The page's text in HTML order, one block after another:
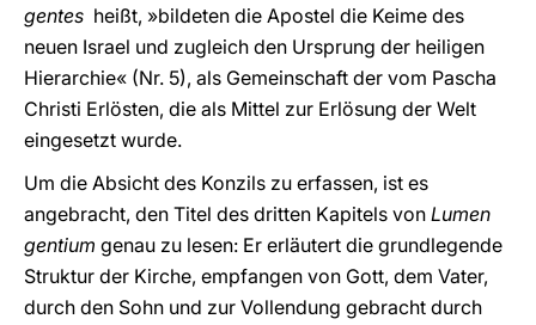
gentes heißt, »bildeten die Apostel die Keime des
neuen Israel und zugleich den Ursprung der heiligen
Hierarchie« (Nr. 5), als Gemeinschaft der vom Pascha
Christi Erlösten, die als Mittel zur Erlösung der Welt
eingesetzt wurde.
Um die Absicht des Konzils zu erfassen, ist es
angebracht, den Titel des dritten Kapitels von Lumen
gentium genau zu lesen: Er erläutert die grundlegende
Struktur der Kirche, empfangen von Gott, dem Vater,
durch den Sohn und zur Vollendung gebracht durch